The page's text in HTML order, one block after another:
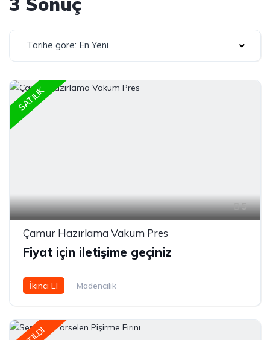
Tarihe göre: En Yeni
SATILIK
5
Çamur Hazırlama Vakum Pres
Fiyat için iletişime geçiniz
İkinci El Madencilik